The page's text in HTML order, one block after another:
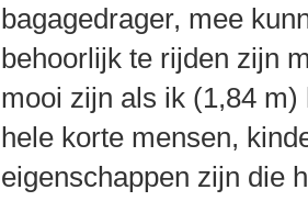
bagagedrager, mee
behoorlijk te rijden zijn
mooi zijn als ik (1,84
hele korte mensen,
eigenschappen zijn die